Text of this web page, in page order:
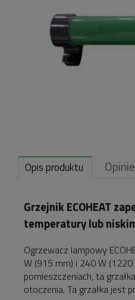
Opis produktu
Grzejnik ECOHEAT
temperatury lub
Ogrzewacz lampowy
W (915 mm) i 240 W
pomieszczeniach, ta
otoczenia. Ta grzałka jest